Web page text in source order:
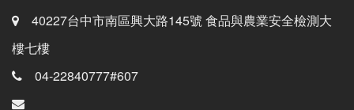
40227台中市南區興大路145號 食品與農業安全檢測大
樓七樓
04-22840777#607